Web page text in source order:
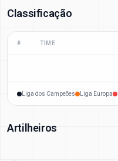
Classificação
# TIME
Liga dos Campeões Liga Europa
Artilheiros